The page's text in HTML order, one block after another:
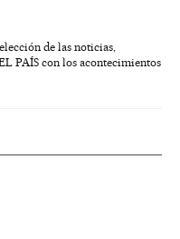
de las noticias,
PAÍS con los acontecimientos